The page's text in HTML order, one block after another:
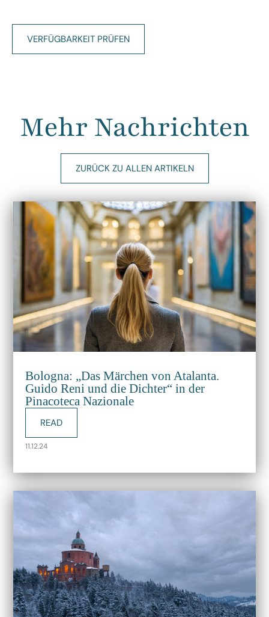
VERFÜGBARKEIT PRÜFEN
Mehr Nachrichten
ZURÜCK ZU ALLEN ARTIKELN
Bologna: „Das Märchen von Atalanta.
Guido Reni und die Dichter“ in der
Pinacoteca Nazionale
READ
11.12.24